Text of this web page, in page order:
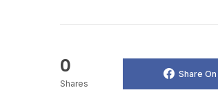
0
Shares
Share